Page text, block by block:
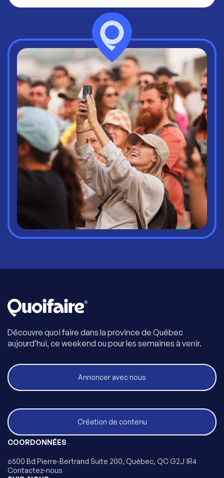
Découvre quoi faire dans la province de Québec
aujourd’hui, ce weekend ou pour les semaines à venir.
Annoncer avec nous
Création de contenu
COORDONNÉES
6500 Bd Pierre-Bertrand Suite 200, Québec, QC G2J 1R4
Contactez-nous